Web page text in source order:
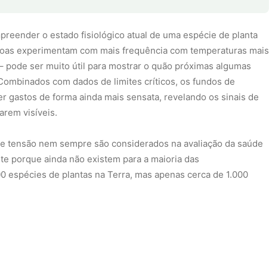
o estado fisiológico atual de uma espécie de planta
experimentam com mais frequência com temperaturas mais
pode ser muito útil para mostrar o quão próximas algumas
com dados de limites críticos, os fundos de
gastos de forma ainda mais sensata, revelando os sinais de
visíveis.
tensão nem sempre são considerados na avaliação da saúde
porque ainda não existem para a maioria das
espécies de plantas na Terra, mas apenas cerca de 1.000